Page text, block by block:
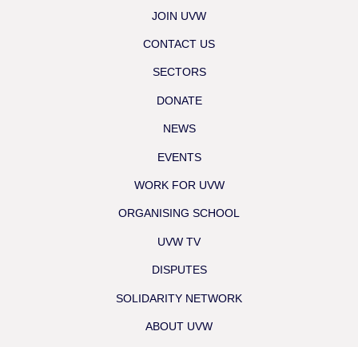
JOIN UVW
CONTACT US
SECTORS
DONATE
NEWS
EVENTS
WORK FOR UVW
ORGANISING SCHOOL
UVW TV
DISPUTES
SOLIDARITY NETWORK
ABOUT UVW